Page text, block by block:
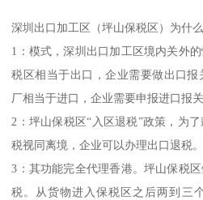
深圳出口加工区（坪山保税区）为什
1：模式，深圳出口加工区境内关外
税区相当于出口，企业需要做出口
厂相当于进口，企业需要申报进口报关
2：坪山保税区“入区退税”政策，为
税视同离境，企业可以办理出口退税。
3：其功能完全代理香港。坪山保税
税。从货物进入保税区之后两到三